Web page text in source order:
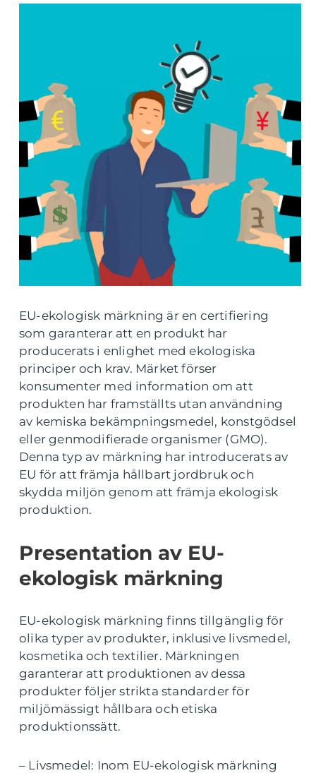
EU-ekologisk märkning är en certifiering
som garanterar att en produkt har
producerats i enlighet med ekologiska
principer och krav. Märket förser
konsumenter med information om att
produkten har framställts utan användning
av kemiska bekämpningsmedel, konstgödsel
eller genmodifierade organismer (GMO).
Denna typ av märkning har introducerats av
EU för att främja hållbart jordbruk och
skydda miljön genom att främja ekologisk
produktion.
Presentation av EU-
ekologisk märkning
EU-ekologisk märkning finns tillgänglig för
olika typer av produkter, inklusive livsmedel,
kosmetika och textilier. Märkningen
garanterar att produktionen av dessa
produkter följer strikta standarder för
miljömässigt hållbara och etiska
produktionssätt.
– Livsmedel: Inom EU-ekologisk märkning